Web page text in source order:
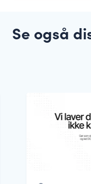
Se også